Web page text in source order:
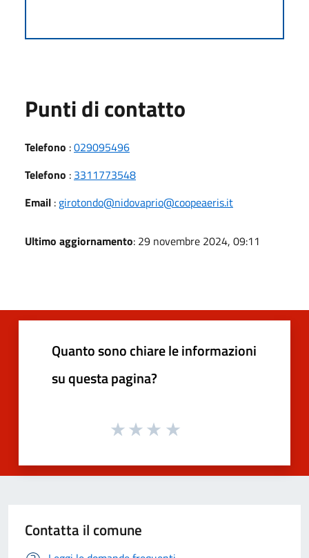
Punti di contatto
Telefono :029095496
Telefono : 3311773548
Email : girotondo@nidovaprio@coopeaeris.it
Ultimo aggiornamento: 29 novembre 2024, 09:11
Quanto sono chiare le informazioni
su questa pagina?
Contatta il comune